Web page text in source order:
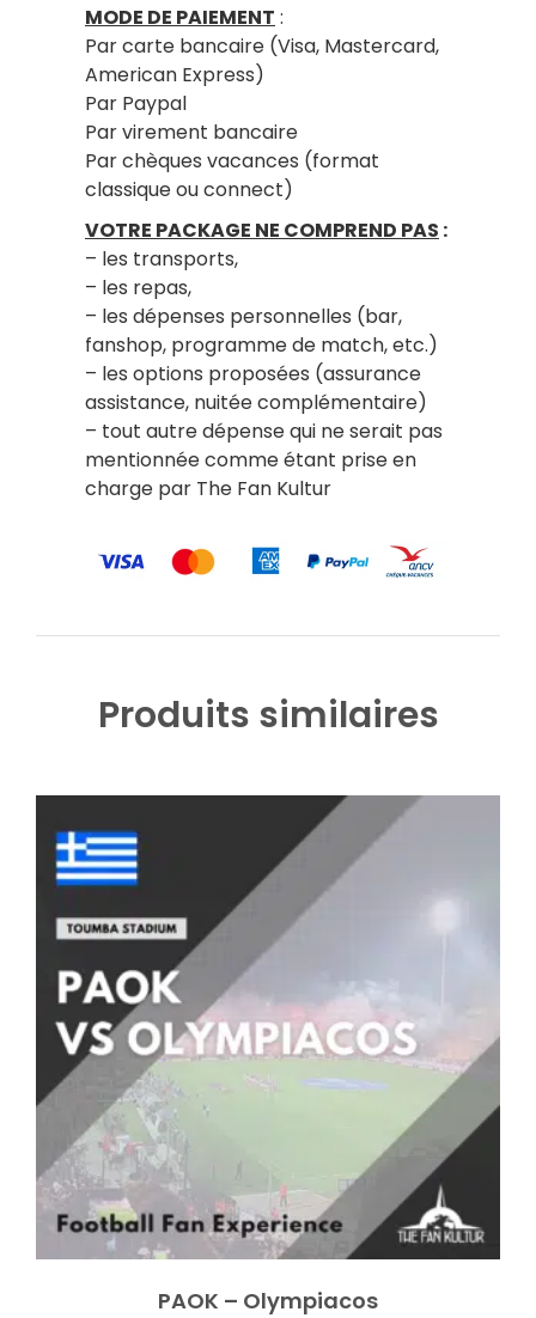
MODE DE PAIEMENT :
Par carte bancaire (Visa, Mastercard,
American Express)
Par Paypal
Par virement bancaire
Par chèques vacances (format
classique ou connect)
VOTRE PACKAGE NE COMPREND PAS :
– les transports,
– les repas,
– les dépenses personnelles (bar,
fanshop, programme de match, etc.)
– les options proposées (assurance
assistance, nuitée complémentaire)
– tout autre dépense qui ne serait pas
mentionnée comme étant prise en
charge par The Fan Kultur
Produits similaires
PAOK – Olympiacos